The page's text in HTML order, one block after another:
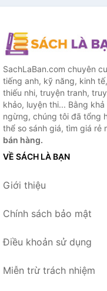
SachLaBan.com chuyên
tiếng anh, kỹ năng, kinh
thiếu nhi, truyện tranh,
khảo, luyện thi... Bằng
ngừng, chúng tôi đã tổng
thể so sánh giá, tìm giá rẻ
bán hàng.
VỀ SÁCH LÀ BẠN
Giới thiệu
Chính sách bảo mật
Điều khoản sử dụng
Miễn trừ trách nhiệm